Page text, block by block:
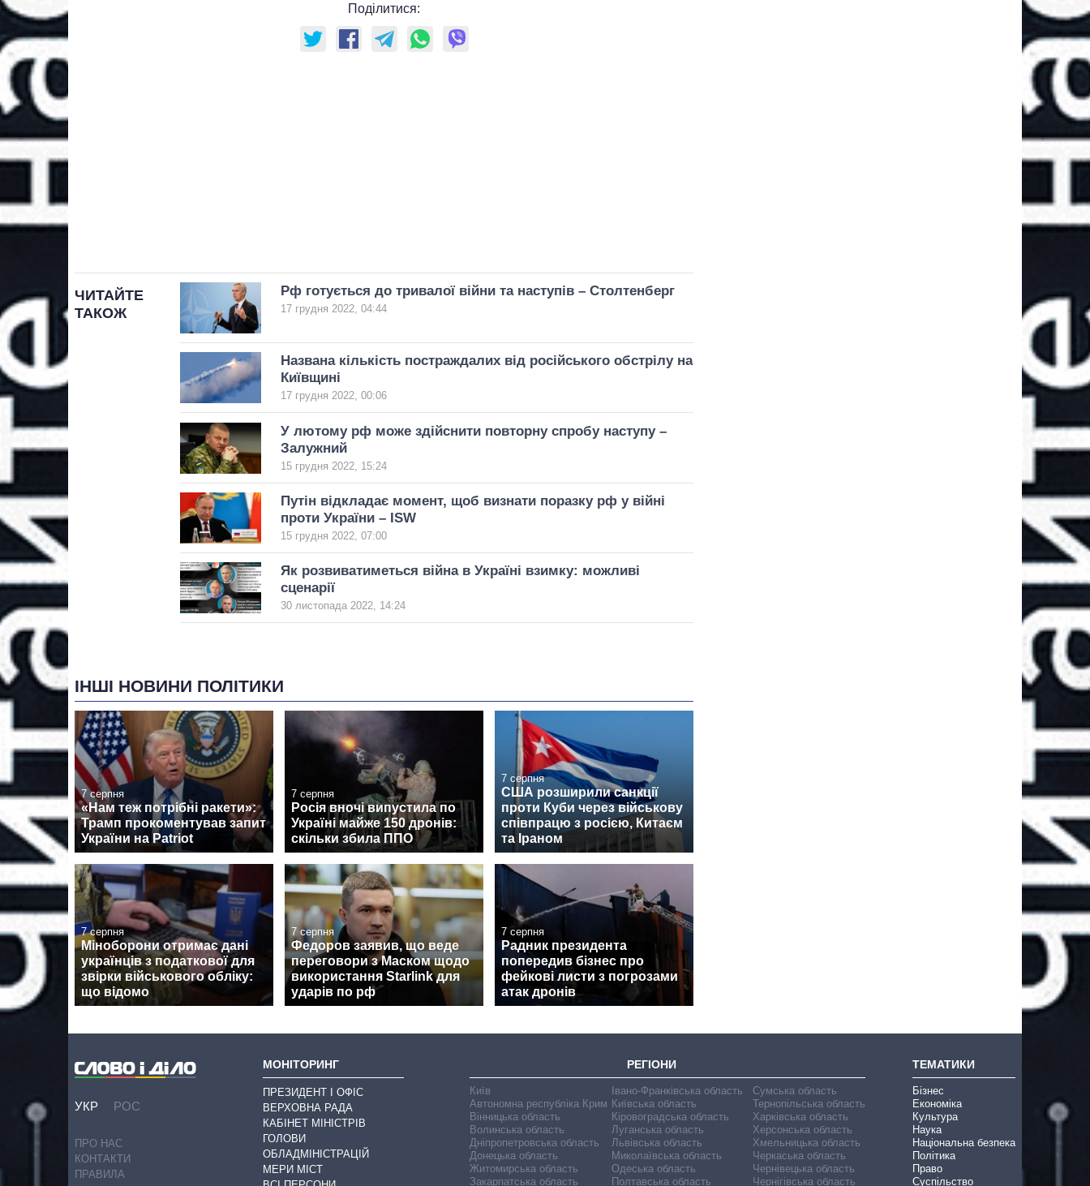
Поділитися:
ЧИТАЙТЕ
ТАКОЖ
Рф готується до тривалої війни та наступів – Столтенберг
17 грудня 2022, 04:44
Названа кількість постраждалих від російського обстрілу на
Київщині
17 грудня 2022, 00:06
У лютому рф може здійснити повторну спробу наступу –
Залужний
15 грудня 2022, 15:24
Путін відкладає момент, щоб визнати поразку рф у війні
проти України – ISW
15 грудня 2022, 07:00
Як розвиватиметься війна в Україні взимку: можливі
сценарії
30 листопада 2022, 14:24
ІНШІ НОВИНИ ПОЛІТИКИ
7 серпня
«Нам теж потрібні ракети»:
Трамп прокоментував запит
України на Patriot
7 серпня
Росія вночі випустила по
Україні майже 150 дронів:
скільки збила ППО
7 серпня
США розширили санкції
проти Куби через військову
співпрацю з росією, Китаєм
та Іраном
7 серпня
Міноборони отримає дані
українців з податкової для
звірки військового обліку:
що відомо
7 серпня
Федоров заявив, що веде
переговори з Маском щодо
використання Starlink для
ударів по рф
7 серпня
Радник президента
попередив бізнес про
фейкові листи з погрозами
атак дронів
УКР РОС
ПРО НАС
КОНТАКТИ
ПРАВИЛА
МОНІТОРИНГ
ПРЕЗИДЕНТ І ОФІС
ВЕРХОВНА РАДА
КАБІНЕТ МІНІСТРІВ
ГОЛОВИ
ОБЛАДМІНІСТРАЦІЙ
МЕРИ МІСТ
РЕГІОНИ
Київ
Автономна республіка Крим
Вінницька область
Волинська область
Дніпропетровська область
Донецька область
Житомирська область
Закарпатська область
Івано-Франківська область
Київська область
Кіровоградська область
Луганська область
Львівська область
Миколаївська область
Одеська область
Полтавська область
Сумська область
Тернопільська область
Харківська область
Херсонська область
Хмельницька область
Черкаська область
Чернівецька область
Чернігівська область
ТЕМАТИКИ
Бізнес
Економіка
Культура
Наука
Національна безпека
Політика
Право
Суспільство